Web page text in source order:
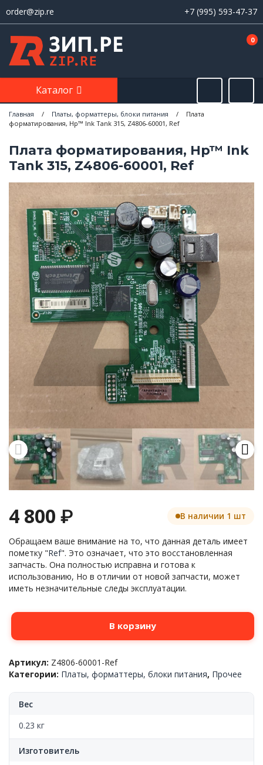
order@zip.re +7 (995) 593-47-37
0
Каталог
Главная / Платы, форматтеры, блоки питания /
Плата
форматирования, Hp™ Ink Tank 315, Z4806-60001, Ref
Плата форматирования, Hp™ Ink
Tank 315, Z4806-60001, Ref
4 800 ₽
Обращаем ваше внимание на то, что данная деталь имеет
пометку "Ref". Это означает, что это восстановленная
запчасть. Она полностью исправна и готова к
использованию, Но в отличии от новой запчасти, может
иметь незначительные следы эксплуатации.
В наличии 1 шт
Количество
Плата
Hp™
Ink
315,
Z4806-
60001,
В корзину
Артикул: Z4806-60001-Ref
Категории: Платы, форматтеры, блоки питания, Прочее
Вес
0.23 кг
Изготовитель